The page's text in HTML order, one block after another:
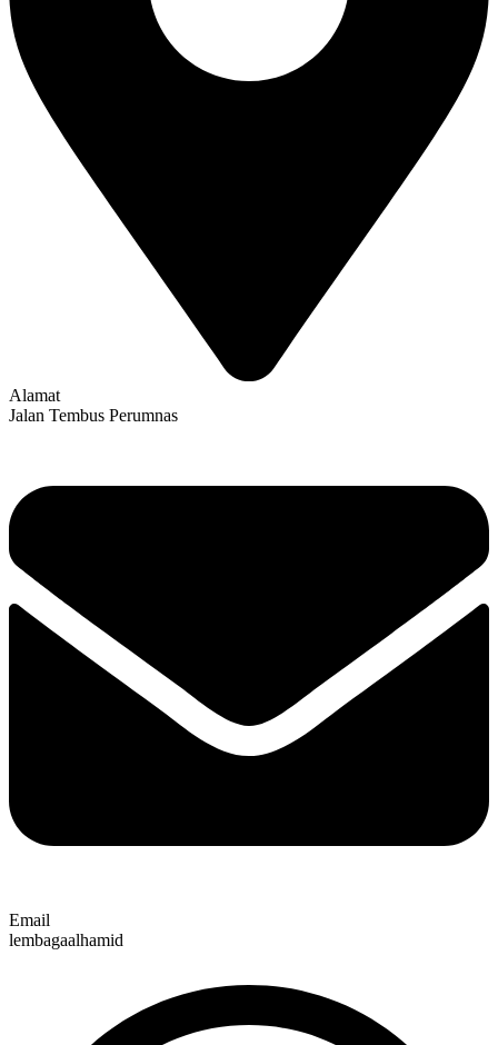
Alamat
Jalan Tembus Perumnas
Email
lembagaalhamid